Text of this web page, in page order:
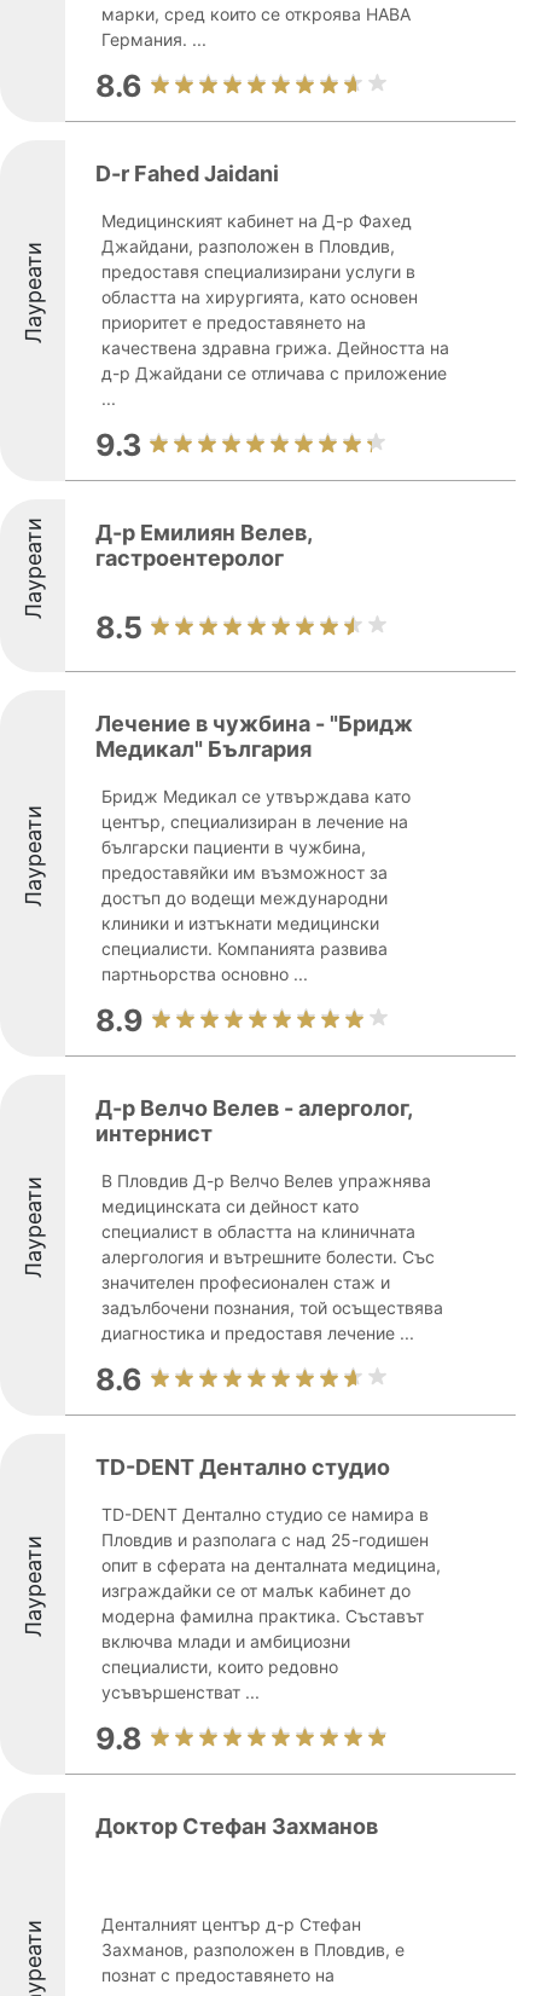
марки, сред които се откроява HABA
Германия. ...
8.6
Лауреати
D-r Fahed Jaidani
Медицинският кабинет на Д-р Фахед
Джайдани, разположен в Пловдив,
предоставя специализирани услуги в
областта на хирургията, като основен
приоритет е предоставянето на
качествена здравна грижа. Дейността на
д-р Джайдани се отличава с приложение
...
9.3
Лауреати
Д-р Емилиян Велев,
гастроентеролог
8.5
Лауреати
Лечение в чужбина - "Бридж
Медикал" България
Бридж Медикал се утвърждава като
център, специализиран в лечение на
български пациенти в чужбина,
предоставяйки им възможност за
достъп до водещи международни
клиники и изтъкнати медицински
специалисти. Компанията развива
партньорства основно ...
8.9
Лауреати
Д-р Велчо Велев - алерголог,
интернист
В Пловдив Д-р Велчо Велев упражнява
медицинската си дейност като
специалист в областта на клиничната
алергология и вътрешните болести. Със
значителен професионален стаж и
задълбочени познания, той осъществява
диагностика и предоставя лечение ...
8.6
Лауреати
TD-DENT Дентално студио
TD-DENT Дентално студио се намира в
Пловдив и разполага с над 25-годишен
опит в сферата на денталната медицина,
изграждайки се от малък кабинет до
модерна фамилна практика. Съставът
включва млади и амбициозни
специалисти, които редовно
усъвършенстват ...
9.8
Лауреати
Доктор Стефан Захманов
Денталният център д-р Стефан
Захманов, разположен в Пловдив, е
познат с предоставянето на